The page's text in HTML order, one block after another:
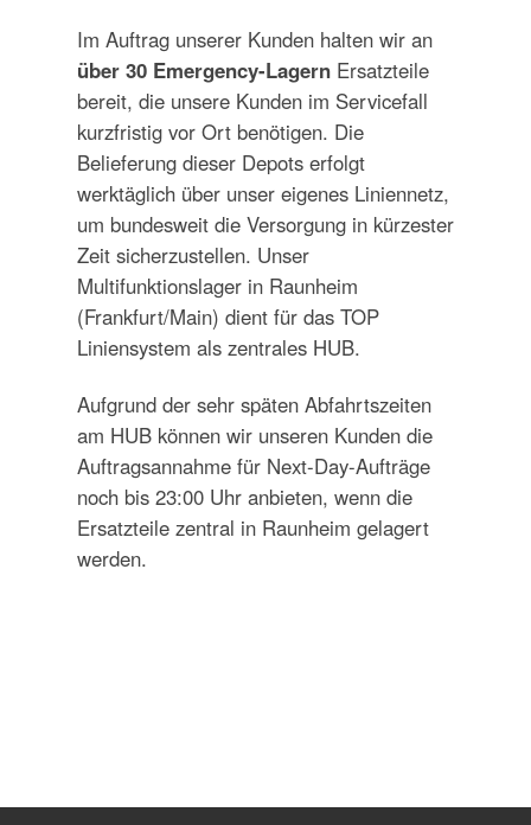
Im Auftrag unserer Kunden halten wir an
über 30 Emergency-Lagern Ersatzteile
bereit, die unsere Kunden im Servicefall
kurzfristig vor Ort benötigen. Die
Belieferung dieser Depots erfolgt
werktäglich über unser eigenes Liniennetz,
um bundesweit die Versorgung in kürzester
Zeit sicherzustellen. Unser
Multifunktionslager in Raunheim
(Frankfurt/Main) dient für das TOP
Liniensystem als zentrales HUB.
Aufgrund der sehr späten Abfahrtszeiten
am HUB können wir unseren Kunden die
Auftragsannahme für Next-Day-Aufträge
noch bis 23:00 Uhr anbieten, wenn die
Ersatzteile zentral in Raunheim gelagert
werden.